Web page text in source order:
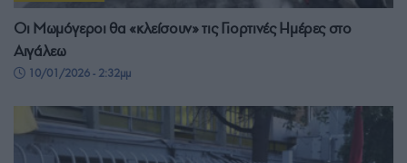
Οι Μωμόγεροι θα «κλείσουν» τις Γιορτινές Ημέρες στο
Αιγάλεω
10/01/2026 - 2:32μμ